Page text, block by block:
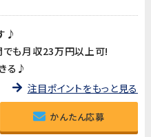
♪
も月収23万円以上可!
る♪
注目ポイントをもっと見る
かんたん応募